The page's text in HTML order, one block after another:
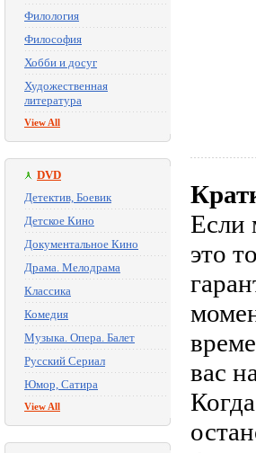
Филология
Философия
Хобби и досуг
Художественная
литература
View All
DVD
Детектив, Боевик
Детское Кино
Документальное Кино
Драма. Мелодрама
Классика
Комедия
Музыка. Опера. Балет
Русский Сериал
Юмор, Сатира
View All
Если
это
вас